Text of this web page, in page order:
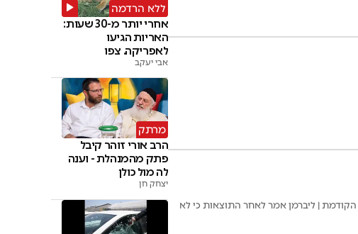
| ליברמן אמר לאחר התוצאות כי לא
ללא הרדמה
אחרי יותר מ-30 שעות:
האריות הגיעו
לאפריקה. צפו
אבי יעקב
מרתק
הרב אורי זוהר קיבל
פתק מהמנהלת - וענה
לה מול כולן
יצחק חן